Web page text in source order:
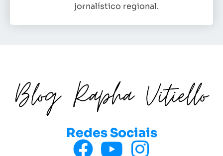
jornalístico regional.
Redes Sociais